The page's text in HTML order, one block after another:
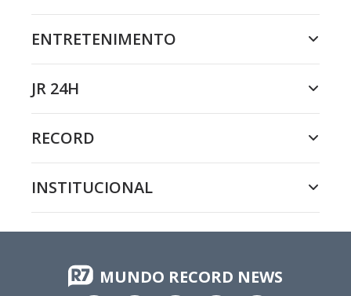
ENTRETENIMENTO
JR 24H
RECORD
INSTITUCIONAL
MUNDO RECORD NEWS